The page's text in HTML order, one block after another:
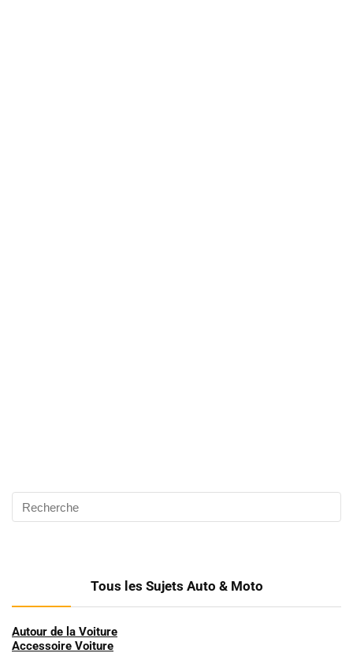
Tous les Sujets Auto & Moto
Autour de la Voiture
Accessoire Voiture